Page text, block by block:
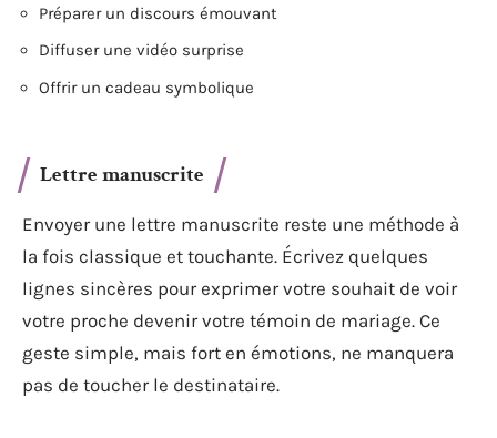
Préparer un discours émouvant
Diffuser une vidéo surprise
Offrir un cadeau symbolique
Lettre manuscrite
Envoyer une lettre manuscrite reste une méthode à
la fois classique et touchante. Écrivez quelques
lignes sincères pour exprimer votre souhait de voir
votre proche devenir votre témoin de mariage. Ce
geste simple, mais fort en émotions, ne manquera
pas de toucher le destinataire.